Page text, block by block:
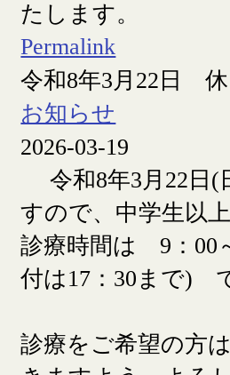
たします。
Permalink
令和8年3月22日
お知らせ
2026-03-19
令和8年3月22日(
すので、中学生以
診療時間は 9：00
付は17：30まで)
診療をご希望の方は